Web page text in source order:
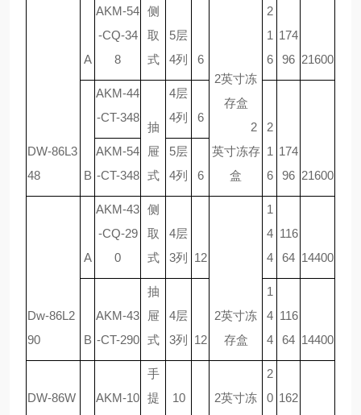
2英寸冻
存盒
2
英寸冻存
盒
DW-86L3
48
A
侧
取
式
2
1
6
174
96 21600
AKM-54
-CQ-34
8
5层
4列
6
B
AKM-44
-CT-348
抽
屉
式
4层
4列
6
2
1
6
174
96 21600
AKM-54
-CT-348
5层
4列
6
Dw-86L2
90
A
AKM-43
-CQ-29
0
侧
取
式
4层
3列
12
2英寸冻
存盒
1
4
4
116
64 14400
B
AKM-43
-CT-290
抽
屉
式
4层
3列
12
1
4
4
116
64 14400
DW-86W
AKM-10
手
提
10
2英寸冻
2
0 162